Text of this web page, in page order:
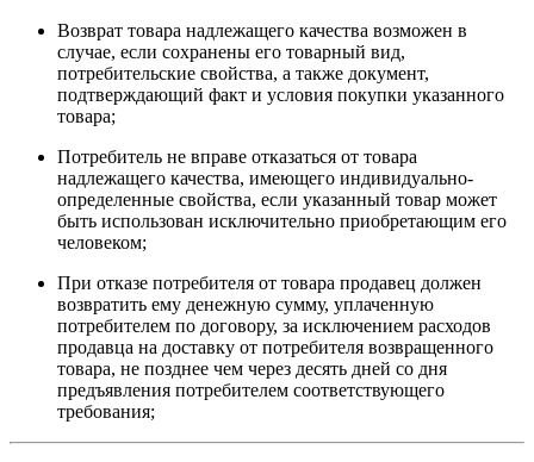
Возврат товара надлежащего качества возможен в
случае, если сохранены его товарный вид,
потребительские свойства, а также документ,
подтверждающий факт и условия покупки указанного
товара;
Потребитель не вправе отказаться от товара
надлежащего качества, имеющего индивидуально-
определенные свойства, если указанный товар может
быть использован исключительно приобретающим его
человеком;
При отказе потребителя от товара продавец должен
возвратить ему денежную сумму, уплаченную
потребителем по договору, за исключением расходов
продавца на доставку от потребителя возвращенного
товара, не позднее чем через десять дней со дня
предъявления потребителем соответствующего
требования;